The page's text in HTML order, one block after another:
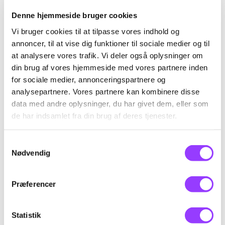
Denne hjemmeside bruger cookies
Vi bruger cookies til at tilpasse vores indhold og
annoncer, til at vise dig funktioner til sociale medier og til
at analysere vores trafik. Vi deler også oplysninger om
din brug af vores hjemmeside med vores partnere inden
for sociale medier, annonceringspartnere og
analysepartnere. Vores partnere kan kombinere disse
data med andre oplysninger, du har givet dem, eller som
de har indsamlet fra din brug af deres tjenester.
Nødvendig
Præferencer
Statistik
Fag til kurset
Måleteknik ved simpel
fejlfinding
Skolefagkode
Varighed
Timer pr. dag